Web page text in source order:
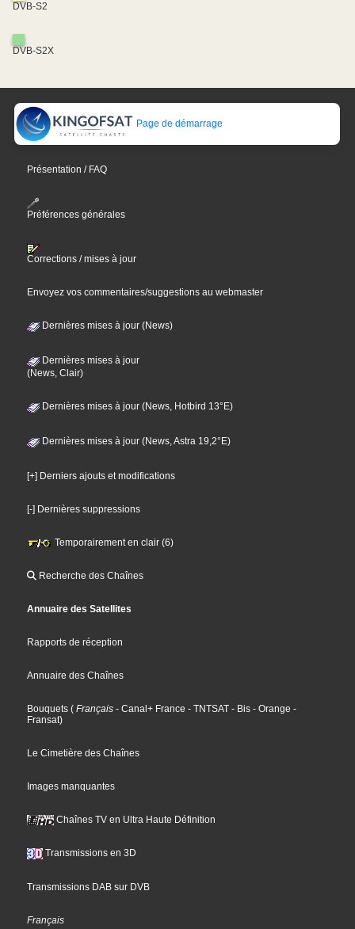
DVB-S2
DVB-S2X
Page de démarrage
Présentation / FAQ
Préférences générales
Corrections / mises à jour
Envoyez vos commentaires/suggestions au webmaster
Dernières mises à jour (News)
Dernières mises à jour
(News, Clair)
Dernières mises à jour (News, Hotbird 13°E)
Dernières mises à jour (News, Astra 19,2°E)
[+] Derniers ajouts et modifications
[-] Dernières suppressions
Temporairement en clair (6)
Recherche des Chaînes
Annuaire des Satellites
Rapports de réception
Annuaire des Chaînes
Bouquets ( Français - Canal+ France - TNTSAT - Bis - Orange -
Fransat)
Le Cimetière des Chaînes
Images manquantes
Chaînes TV en Ultra Haute Définition
Transmissions en 3D
Transmissions DAB sur DVB
Français